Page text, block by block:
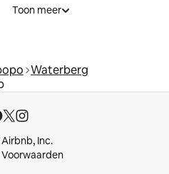
Toon meer
Waterberg
Inc.
Voorwaarden